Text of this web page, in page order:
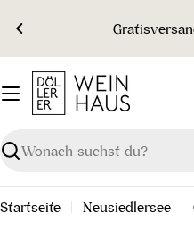
Inhalt
springen
Suchen
Startseite Neusiedlersee